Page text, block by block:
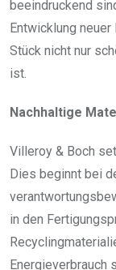
beeindruckend
Entwicklung
Stück nicht nur
ist.
Nachhaltige
Villeroy & Boch
Dies beginnt bei
in den
Energieverbrauch